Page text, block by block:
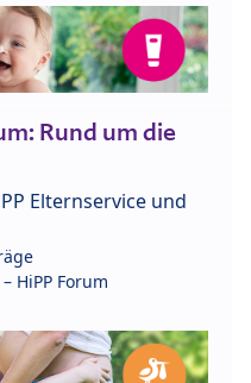
Rund um die
Elternservice und
HiPP Forum